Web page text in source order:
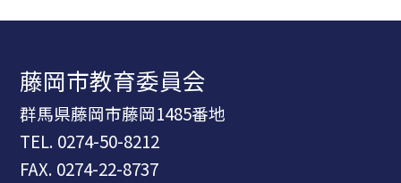
藤岡市教育委員会
群馬県藤岡市藤岡1485番地
TEL. 0274-50-8212
FAX. 0274-22-8737